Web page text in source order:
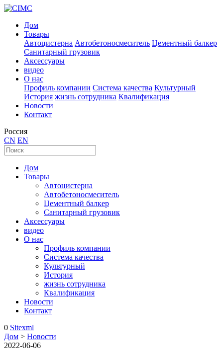
Дом
Товары
Автоцистерна Автобетоносмеситель Цементный балкер
Санитарный грузовик
Аксессуары
видео
О нас
Профиль компании Система качества Культурный
История жизнь сотрудника Квалификация
Новости
Контакт
Россия
CN EN
Дом
Товары
Автоцистерна
Автобетоносмеситель
Цементный балкер
Санитарный грузовик
Аксессуары
видео
О нас
Профиль компании
Система качества
Культурный
История
жизнь сотрудника
Квалификация
Новости
Контакт
0 Sitexml
Дом > Новости
2022-06-06